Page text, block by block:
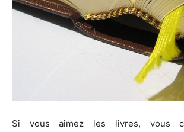
Si vous aimez les livres, vous